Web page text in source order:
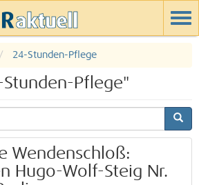
24-Stunden-Pflege
Pflege"
Wendenschloß:
Hugo-Wolf-Steig Nr.